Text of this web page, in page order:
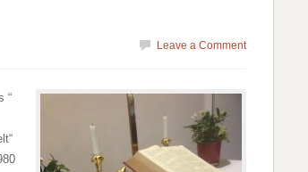
Leave a Comment
“